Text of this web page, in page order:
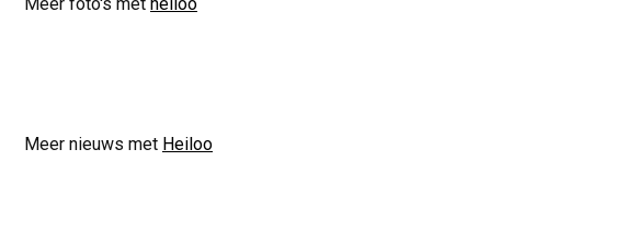
Meer nieuws met Heiloo